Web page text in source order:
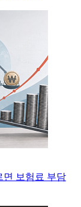
면 보험료 부담